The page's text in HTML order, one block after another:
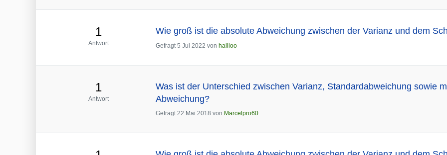
1
Antwort
Wie groß ist die absolute Abweichung zwischen der Varianz und dem
Gefragt 5 Jul 2022 von hallioo
1
Antwort
Was ist der Unterschied zwischen Varianz, Standardabweichung sowie
Abweichung?
Gefragt 22 Mai 2018 von Marcelpro60